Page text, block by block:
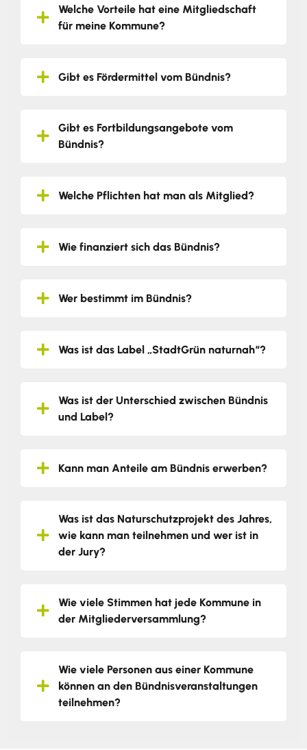
Welche Vorteile hat eine Mitgliedschaft
für meine Kommune?
Gibt es Fördermittel vom Bündnis?
Gibt es Fortbildungsangebote vom
Bündnis?
Welche Pflichten hat man als Mitglied?
Wie finanziert sich das Bündnis?
Wer bestimmt im Bündnis?
Was ist das Label „StadtGrün naturnah“?
Was ist der Unterschied zwischen Bündnis
und Label?
Kann man Anteile am Bündnis erwerben?
Was ist das Naturschutzprojekt des Jahres,
wie kann man teilnehmen und wer ist in
der Jury?
Wie viele Stimmen hat jede Kommune in
der Mitgliederversammlung?
Wie viele Personen aus einer Kommune
können an den Bündnisveranstaltungen
teilnehmen?